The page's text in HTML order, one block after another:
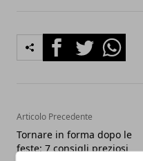
FacebookTwitterWhatsapp
Articolo Precedente
Tornare in forma dopo le
feste: 7 consigli preziosi